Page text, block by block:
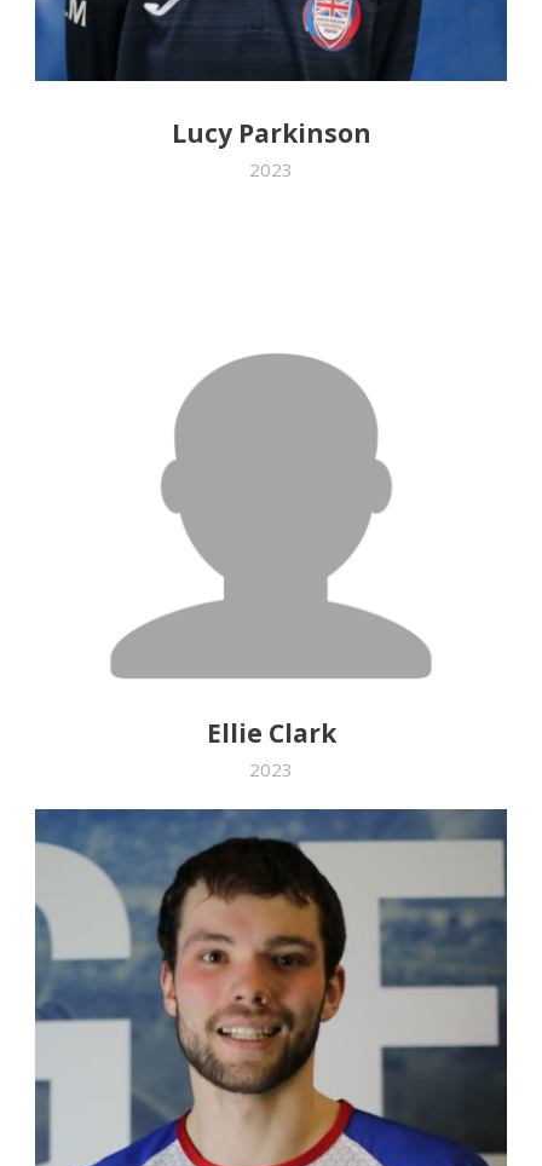
Lucy Parkinson
2023
Ellie Clark
2023